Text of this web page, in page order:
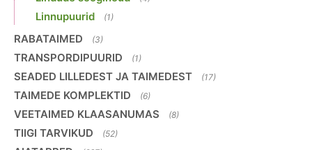
Linnupuurid (1)
RABATAIMED (3)
TRANSPORDIPUURID (1)
SEADED LILLEDEST JA TAIMEDEST (17)
TAIMEDE KOMPLEKTID (6)
VEETAIMED KLAASANUMAS (8)
TIIGI TARVIKUD (52)